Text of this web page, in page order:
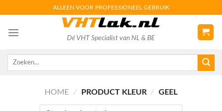
content
ALLEEN VOOR PROFESSIONEEL GEBRUIK
Dé VHT Specialist van NL & BE
Zoeken
HOME / PRODUCT KLEUR / GEEL